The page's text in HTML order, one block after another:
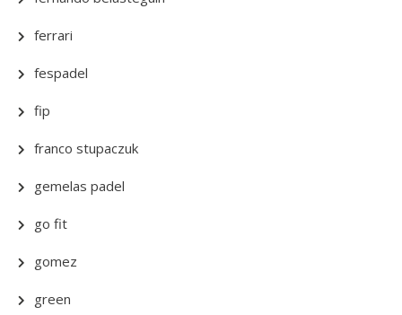
ferrari
fespadel
fip
franco stupaczuk
gemelas padel
go fit
gomez
green